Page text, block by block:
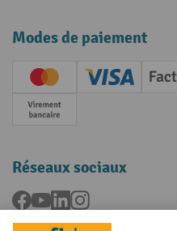
Modes de paiement
Creditcard (Master)
Creditcard
Paiement anticipé
Réseaux sociaux
Facebook
YouTubeLinkedInInstagram